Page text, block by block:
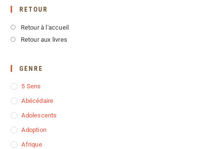
RETOUR
Retour à l'accueil
Retour aux livres
GENRE
5 Sens
Abécédaire
Adolescents
Adoption
Afrique